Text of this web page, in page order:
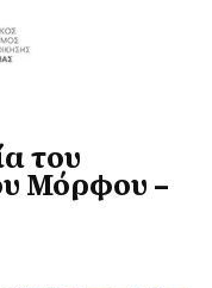
του
Μόρφου –